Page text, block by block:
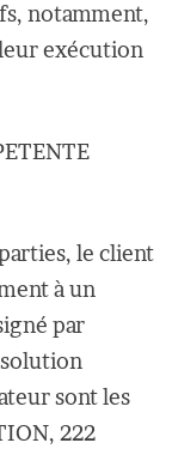
notamment,
exécution
le client
à un
par
sont les
222